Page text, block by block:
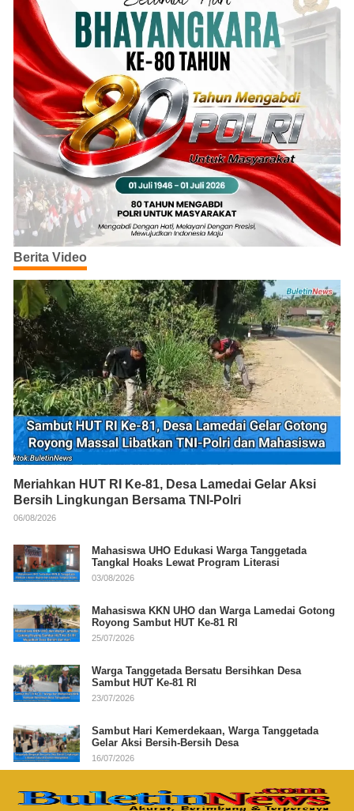
Berita Video
Meriahkan HUT RI Ke-81, Desa Lamedai Gelar Aksi
Bersih Lingkungan Bersama TNI-Polri
06/08/2026
Mahasiswa UHO Edukasi Warga Tanggetada
Tangkal Hoaks Lewat Program Literasi
03/08/2026
Mahasiswa KKN UHO dan Warga Lamedai Gotong
Royong Sambut HUT Ke-81 RI
25/07/2026
Warga Tanggetada Bersatu Bersihkan Desa
Sambut HUT Ke-81 RI
23/07/2026
Sambut Hari Kemerdekaan, Warga Tanggetada
Gelar Aksi Bersih-Bersih Desa
16/07/2026